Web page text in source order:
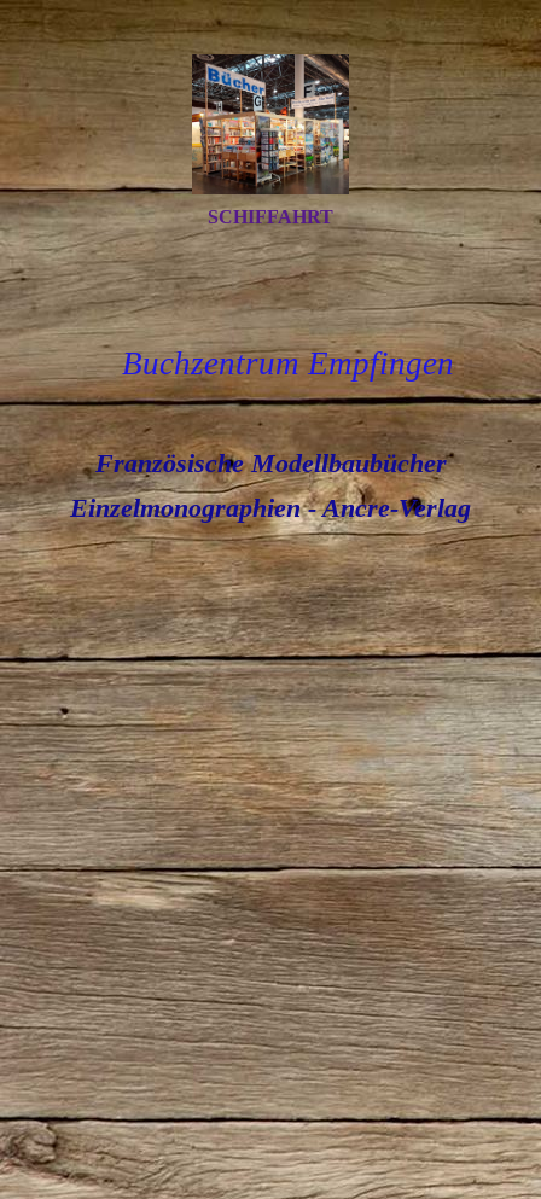
SCHIFFAHRT
Buchzentrum Empfingen
Französische Modellbaubücher
Einzelmonographien - Ancre-Verlag